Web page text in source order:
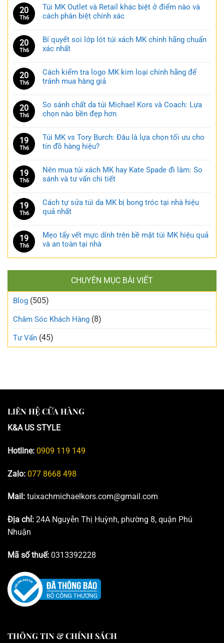
20
Th6
Túi MK Outlet và Retail khác biệt ở điểm nào và
cách phân biệt chính xác
20
Th6
Bí quyết soi lớp lót túi xách MK chính hãng chuẩn
xác nhất
20
Th6
Cách kiểm tra logo MK kim loại chính hãng để
tránh mua hàng giả
20
Th6
So sánh chất da túi Michael Kors và Coach: Lựa
chọn nào bền đẹp hơn
19
Th6
Túi MK vs Tory Burch: Đâu là lựa chọn tối ưu cho
tín đồ hàng hiệu?
19
Th6
Nên mua túi xách MK hay Kate Spade đi làm: So
sánh và tư vấn chi tiết
19
Th6
Cách tự sửa túi da MK bị bong tróc tại nhà hiệu
quả nhất
19
Th6
Mẹo tẩy vết mực dính trên bề mặt túi MK hiệu quả
và an toàn tại nhà
CHUYÊN MỤC BÀI VIẾT
Blog (505)
Chăm Sóc Khách Hàng (8)
Tư Vấn (45)
LIÊN HỆ CỬA HÀNG
K&A US STYLE
Hotline: 0909 119 149
Zalo: 077 8668 498
Mail: tuixachmichaelkors.com@gmail.com
Địa chỉ: 24A Nguyễn Thị Huỳnh, phường 8, quận Phú
Nhuận
Mã số thuế: 0313392228
THÔNG TIN & CHÍNH SÁCH